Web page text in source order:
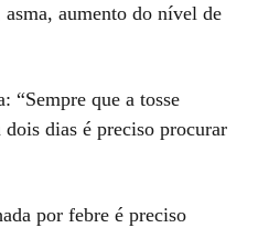
aumento do nível de
“Sempre que a tosse
dias é preciso procurar
por febre é preciso